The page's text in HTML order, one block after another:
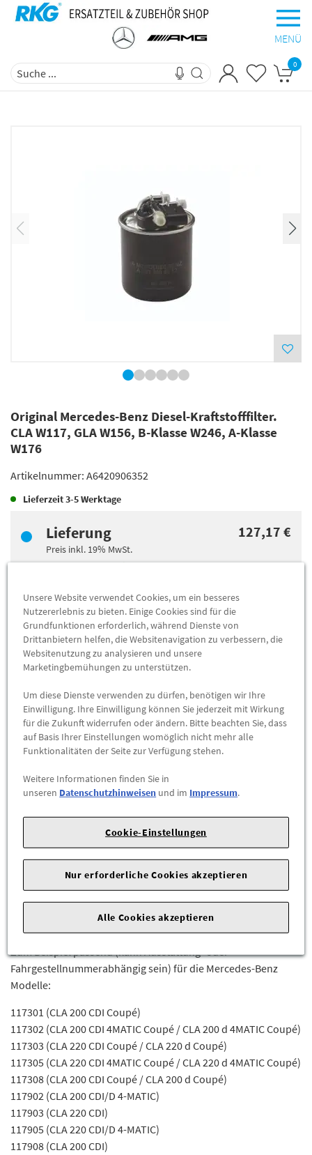
MENÜ
0
Original Mercedes-Benz Diesel-Kraftstofffilter.
CLA W117, GLA W156, B-Klasse W246, A-Klasse
W176
Artikelnummer: A6420906352
Lieferzeit3-5 Werktage
Lieferung
Preis inkl. 19% MwSt.
Versandkostenfrei
127,17 €
Abholung
Preis inkl.19%MwSt.
Abholbar andiesen Standorten
ZUM WARENKORB HINZUFÜGEN
Herstellerangaben: Mercedes-Benz AG |Mercedesstr. 120 |
70723 Stuttgart |Tel: +49711170 |
dialog.mb@mercedes-benz.com| Webseite:
Sie sind sich nicht sicher, ob das Ersatzteil bei Ihrem Fahrzeug
passt?
Kein Problem.
Senden Sie uns die komplette Fahrgestellnummer Ihres
Fahrzeugs,
wir prüfen für Sie, ob das Teil passt.
Zum Beispiel passend (kann Ausstattung- oder
Fahrgestellnummerabhängig sein) für die Mercedes-Benz
Modelle:
117301 (CLA 200 CDI Coupé)
117302 (CLA 200 CDI 4MATIC Coupé / CLA 200 d 4MATIC Coupé)
117303 (CLA 220 CDI Coupé / CLA 220 d Coupé)
117305 (CLA 220 CDI 4MATIC Coupé / CLA 220 d 4MATIC Coupé)
117308 (CLA 200 CDI Coupé / CLA 200 d Coupé)
117902 (CLA 200 CDI/D 4-MATIC)
117903 (CLA 220 CDI)
117905 (CLA 220 CDI/D 4-MATIC)
117908 (CLA 200 CDI)
Unsere Website verwendet Cookies, um ein besseres
Nutzererlebnis zu bieten. Einige Cookies sind für die
Grundfunktionen erforderlich, während Dienste von
Drittanbietern helfen, die Websitenavigation zu verbessern, die
Websitenutzung zu analysieren und unsere
Marketingbemühungen zu unterstützen.
Um diese Dienste verwenden zu dürfen, benötigen wir Ihre
Einwilligung. Ihre Einwilligung können Sie jederzeit mit Wirkung
für die Zukunft widerrufen oder ändern. Bitte beachten Sie, dass
auf Basis Ihrer Einstellungen womöglich nicht mehr alle
Funktionalitäten der Seite zur Verfügung stehen.
Weitere Informationen finden Sie in
unseren Datenschutzhinweisen und im Impressum.
Cookie-Einstellungen
Nur erforderliche Cookies akzeptieren
Alle Cookies akzeptieren